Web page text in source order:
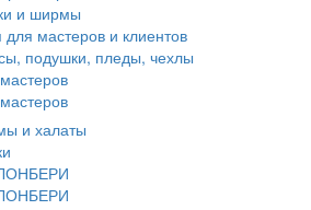
и ширмы
для мастеров и клиентов
подушки, пледы, чехлы
и халаты